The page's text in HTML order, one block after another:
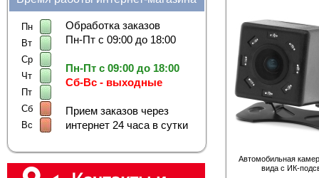
Пн
Вт
Ср
Чт
Пт
Сб
Вс
Обработка заказов
Пн-Пт с 09:00 до 18:00
Пн-Пт с 09:00 до 18:00
Сб-Вс - выходные
Прием заказов через
интернет 24 часа в сутки
Автомобильная
вида с ИК-